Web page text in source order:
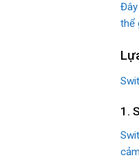
thể
1.